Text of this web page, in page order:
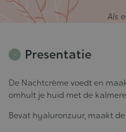
Als
Presentatie
De Nachtcrème voedt en
omhult je huid met de
Bevat hyaluronzuur, maakt